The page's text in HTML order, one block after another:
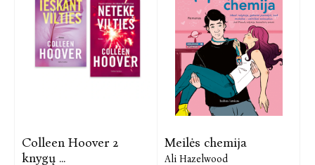
Colleen Hoover 2
knygų ...
Meilės chemija
Ali Hazelwood